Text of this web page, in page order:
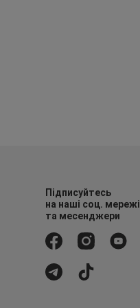
Підписуйтесь
на наші соц. мережі
та месенджери